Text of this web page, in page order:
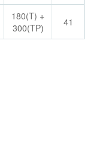
180(T) +
300(TP)
41